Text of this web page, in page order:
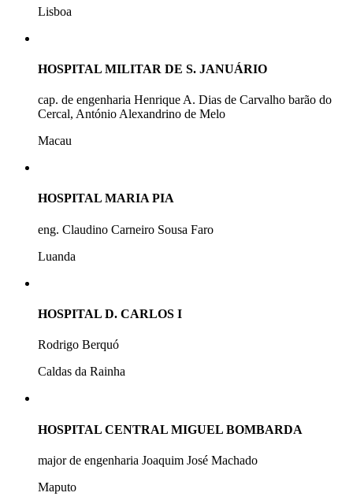
Lisboa
HOSPITAL MILITAR DE S. JANUÁRIO
cap. de engenharia Henrique A. Dias de Carvalho barão do
Cercal, António Alexandrino de Melo
Macau
HOSPITAL MARIA PIA
eng. Claudino Carneiro Sousa Faro
Luanda
HOSPITAL D. CARLOS I
Rodrigo Berquó
Caldas da Rainha
HOSPITAL CENTRAL MIGUEL BOMBARDA
major de engenharia Joaquim José Machado
Maputo